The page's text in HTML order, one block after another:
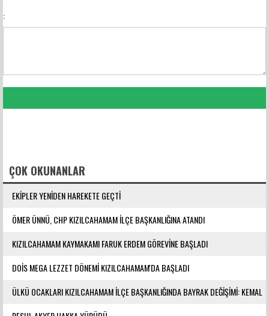
:
ÇOK OKUNANLAR
EKİPLER YENİDEN HAREKETE GEÇTİ
ÖMER ÜNNÜ, CHP KIZILCAHAMAM İLÇE BAŞKANLIĞINA ATANDI
KIZILCAHAMAM KAYMAKAMI FARUK ERDEM GÖREVİNE BAŞLADI
DOİS MEGA LEZZET DÖNEMİ KIZILCAHAMAM'DA BAŞLADI
ÜLKÜ OCAKLARI KIZILCAHAMAM İLÇE BAŞKANLIĞINDA BAYRAK DEĞİŞİMİ: KEMAL